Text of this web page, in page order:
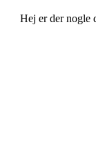
Hej er der nogle